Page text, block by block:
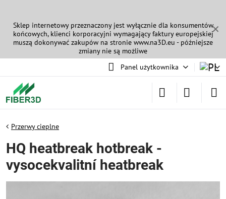
✕
Sklep internetowy przeznaczony jest wyłącznie dla konsumentów
końcowych, klienci korporacyjni wymagający faktury europejskiej
muszą dokonywać zakupów na stronie www.na3D.eu - późniejsze
zmiany nie są możliwe
Panel użytkownika
Przerwy cieplne
HQ heatbreak hotbreak -
vysocekvalitní heatbreak